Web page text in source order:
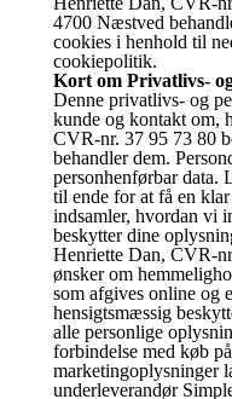
4700 Næstved
cookies i henhold til
cookiepolitik.
Kort om Privatlivs-
Denne privatlivs- og
kunde og kontakt om,
CVR-nr. 37 95 73 80
behandler dem.
personhenførbar
til ende for at få en
indsamler, hvordan vi
beskytter dine
Henriette Dan, CVR-
ønsker om
som afgives online og
hensigtsmæssig
alle personlige
forbindelse med køb
marketingoplysninger
underleverandør